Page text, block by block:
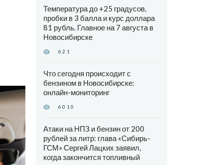
Температура до +25 градусов,
пробки в 3 балла и курс доллара
81 рубль. Главное на 7 августа в
Новосибирске
621
Что сегодня происходит с
бензином в Новосибирске:
онлайн-мониторинг
6010
Атаки на НПЗ и бензин от 200
рублей за литр: глава «Сибирь-
ГСМ» Сергей Лацких заявил,
когда закончится топливный